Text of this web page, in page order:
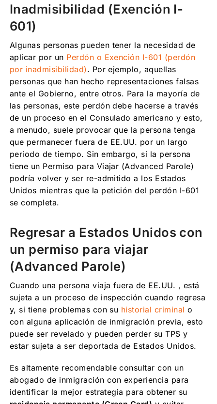
Inadmisibilidad (Exención I-
601)
Algunas personas pueden tener la necesidad de
aplicar por un Perdón o Exención I-601 (perdón
por inadmisibilidad). Por ejemplo, aquellas
personas que han hecho representaciones falsas
ante el Gobierno, entre otros. Para la mayoría de
las personas, este perdón debe hacerse a través
de un proceso en el Consulado americano y esto,
a menudo, suele provocar que la persona tenga
que permanecer fuera de EE.UU. por un largo
periodo de tiempo. Sin embargo, si la persona
tiene un Permiso para Viajar (Advanced Parole)
podría volver y ser re-admitido a los Estados
Unidos mientras que la petición del perdón I-601
se completa.
Regresar a Estados Unidos con
un permiso para viajar
(Advanced Parole)
Cuando una persona viaja fuera de EE.UU. , está
sujeta a un proceso de inspección cuando regresa
y, si tiene problemas con su historial criminal o
con alguna aplicación de inmigración previa, esto
puede ser revelado y pueden perder su TPS y
estar sujeta a ser deportada de Estados Unidos.
Es altamente recomendable consultar con un
abogado de inmigración con experiencia para
identificar la mejor estrategia para obtener su